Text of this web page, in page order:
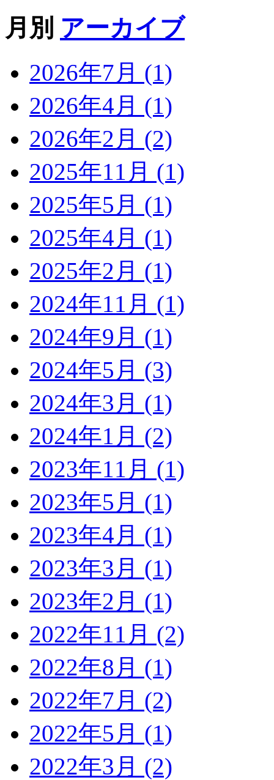
月別 アーカイブ
2026年7月 (1)
2026年4月 (1)
2026年2月 (2)
2025年11月 (1)
2025年5月 (1)
2025年4月 (1)
2025年2月 (1)
2024年11月 (1)
2024年9月 (1)
2024年5月 (3)
2024年3月 (1)
2024年1月 (2)
2023年11月 (1)
2023年5月 (1)
2023年4月 (1)
2023年3月 (1)
2023年2月 (1)
2022年11月 (2)
2022年8月 (1)
2022年7月 (2)
2022年5月 (1)
2022年3月 (2)